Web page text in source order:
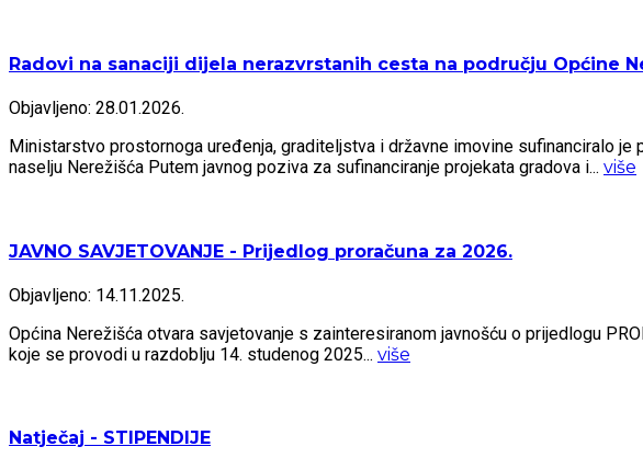
Radovi na sanaciji dijela nerazvrstanih cesta na području Općine
Objavljeno: 28.01.2026.
Ministarstvo prostornoga uređenja, graditeljstva i državne imovine sufinanciralo
naselju Nerežišća Putem javnog poziva za sufinanciranje projekata gradova i... više
JAVNO SAVJETOVANJE - Prijedlog proračuna za 2026.
Objavljeno: 14.11.2025.
Općina Nerežišća otvara savjetovanje s zainteresiranom javnošću o prijedlogu
koje se provodi u razdoblju 14. studenog 2025... više
Natječaj - STIPENDIJE